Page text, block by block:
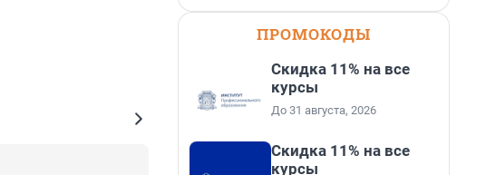
ПРОМОКОДЫ
Скидка 11% на все
курсы
До 31 августа, 2026
Скидка 11% на все
курсы